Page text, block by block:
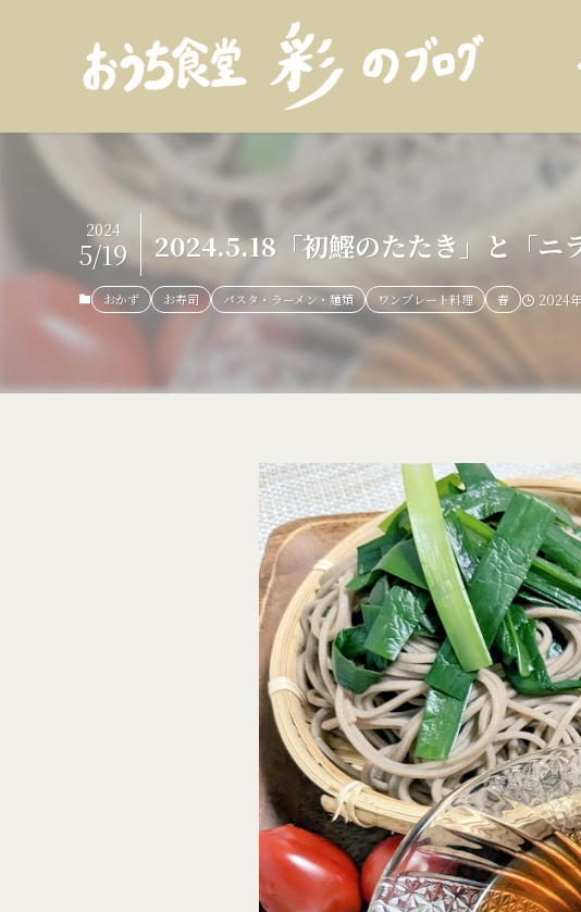
2024.5.18「初鰹のたたき」と「ニ
2024
5/19
おかず お寿司 パスタ・ラーメン・麺類 ワンプレート料理 春 2024